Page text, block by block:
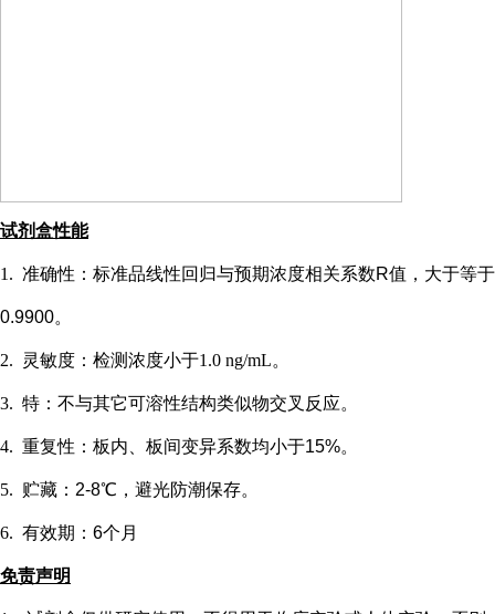
试剂盒性能
1. 准确性：标准品线性回归与预期浓度相关系数R值，大于等于
0.9900。
2. 灵敏度：检测浓度小于1.0 ng/mL。
3. 特：不与其它可溶性结构类似物交叉反应。
4. 重复性：板内、板间变异系数均小于15%。
5. 贮藏： 2-8℃，避光防潮保存。
6. 有效期： 6个月
免责声明